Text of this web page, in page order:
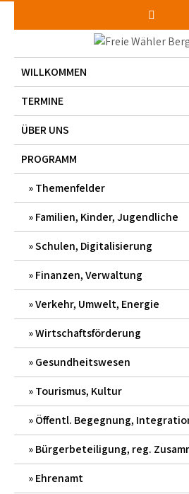
WILLKOMMEN
TERMINE
ÜBER UNS
PROGRAMM
Themenfelder
Familien, Kinder, Jugendliche
Schulen, Digitalisierung
Finanzen, Verwaltung
Verkehr, Umwelt, Energie
Wirtschaftsförderung
Gesundheitswesen
Tourismus, Kultur
Öffentl. Begegnung,
Bürgerbeteiligung, reg.
Ehrenamt